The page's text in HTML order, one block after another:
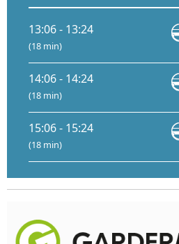
13:06 - 13:24
(18 min)
14:06 - 14:24
(18 min)
15:06 - 15:24
(18 min)